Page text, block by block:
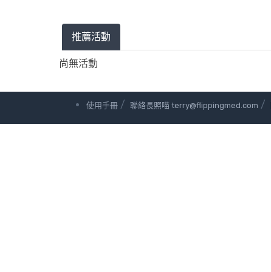
推薦活動
尚無活動
使用手冊 / 聯絡長照喵 terry@flippingmed.com /